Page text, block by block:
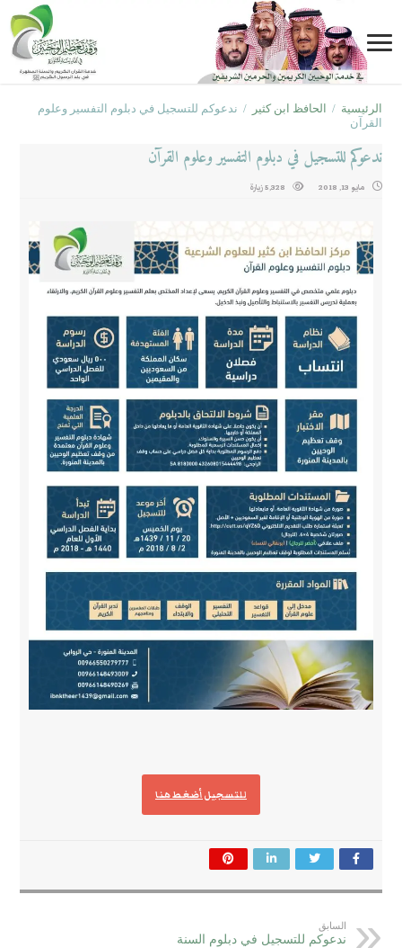
الرئيسية / الحافظ ابن كثير / ندعوكم للتسجيل في دبلوم التفسير وعلوم
القرآن
ندعوكم للتسجيل في دبلوم التفسير وعلوم القرآن
مايو 13, 2018 5,328 زيارة
للتسجيل أضغط هنا
السابق
ندعوكم للتسجيل في دبلوم السنة